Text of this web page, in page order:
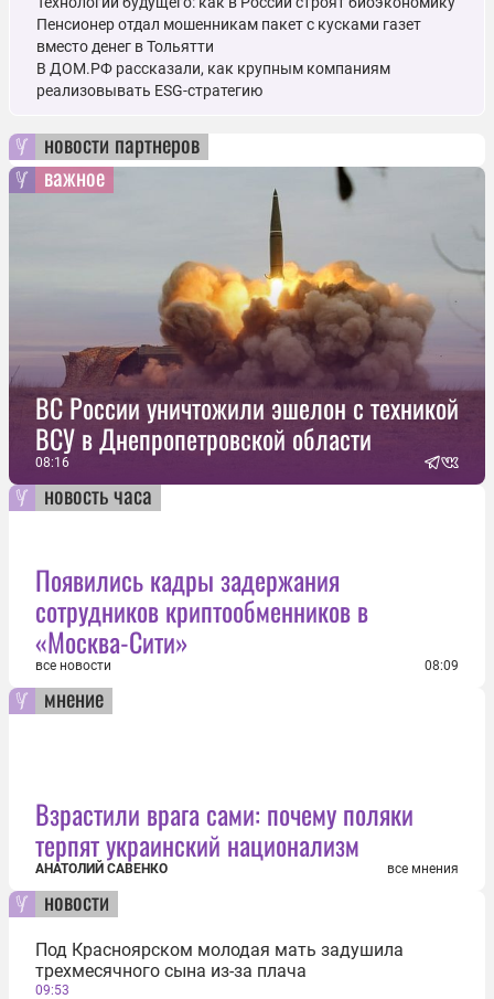
Пенсионер отдал мошенникам пакет с кусками газет
вместо денег в Тольятти
В ДОМ.РФ рассказали, как крупным компаниям
реализовывать ESG-стратегию
новости партнеров
важное
ВС России уничтожили эшелон с техникой
ВСУ в Днепропетровской области
08:16
новость часа
Появились кадры задержания
сотрудников криптообменников в
«Москва-Сити»
все новости 08:09
мнение
Взрастили врага сами: почему поляки
терпят украинский национализм
АНАТОЛИЙ САВЕНКО все мнения
новости
Под Красноярском молодая мать задушила
трехмесячного сына из-за плача
09:53